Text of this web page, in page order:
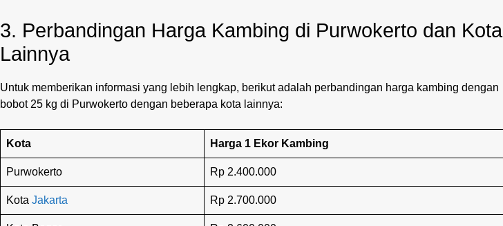
3. Perbandingan Harga Kambing di Purwokerto dan Kota
Lainnya
Untuk memberikan informasi yang lebih lengkap, berikut adalah perbandingan harga kambing dengan
bobot 25 kg di Purwokerto dengan beberapa kota lainnya:
Kota Harga 1 Ekor Kambing
Purwokerto Rp 2.400.000
Kota Jakarta Rp 2.700.000